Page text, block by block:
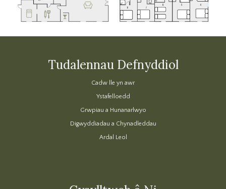
Tudalennau Defnyddiol
Cadw lle yn awr
Ystafelloedd
Grwpiau a Hunanarlwyo
Digwyddiadau a Chynadleddau
Ardal Leol